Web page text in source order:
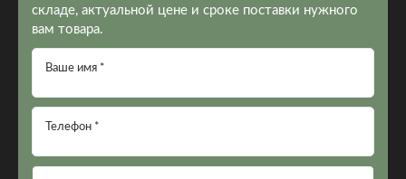
складе, актуальной цене и сроке поставки нужного
вам товара.
Ваше имя *
Телефон *